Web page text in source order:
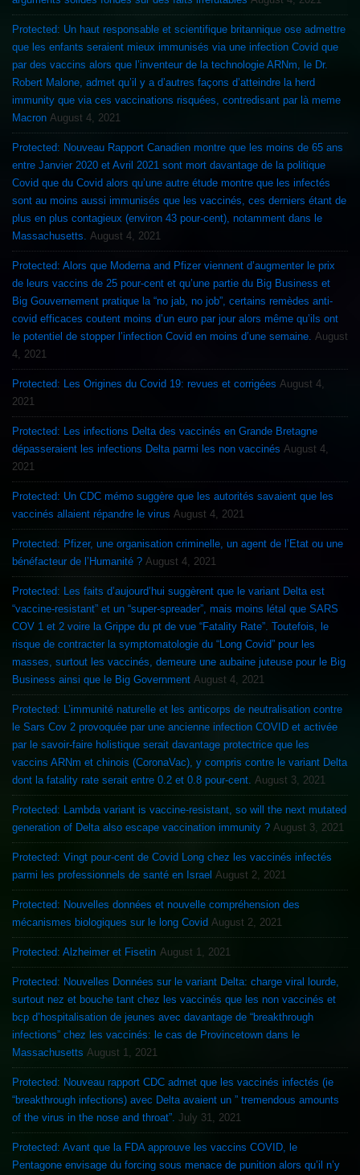
Protected: Un haut responsable et scientifique britannique ose admettre
que les enfants seraient mieux immunisés via une infection Covid que
par des vaccins alors que l’inventeur de la technologie ARNm, le Dr.
Robert Malone, admet qu’il y a d’autres façons d’atteindre la herd
immunity que via ces vaccinations risquées, contredisant par là meme
Macron August 4, 2021
Protected: Nouveau Rapport Canadien montre que les moins de 65 ans
entre Janvier 2020 et Avril 2021 sont mort davantage de la politique
Covid que du Covid alors qu’une autre étude montre que les infectés
sont au moins aussi immunisés que les vaccinés, ces derniers étant de
plus en plus contagieux (environ 43 pour-cent), notamment dans le
Massachusetts.
August 4, 2021
Protected: Alors que Moderna and Pfizer viennent d’augmenter le prix
de leurs vaccins de 25 pour-cent et qu’une partie du Big Business et
Big Gouvernement pratique la “no jab, no job”, certains remèdes anti-
covid efficaces coutent moins d’un euro par jour alors même qu’ils ont
le potentiel de stopper l’infection Covid en moins d’une semaine. August
4, 2021
Protected: Les Origines du Covid 19: revues et corrigées August 4,
2021
Protected: Les infections Delta des vaccinés en Grande Bretagne
dépasseraient les infections Delta parmi les non vaccinés August 4,
2021
Protected: Un CDC mémo suggère que les autorités savaient que les
vaccinés allaient répandre le virus August 4, 2021
Protected: Pfizer, une organisation criminelle, un agent de l’Etat ou une
bénéfacteur de l’Humanité ? August 4, 2021
Protected: Les faits d’aujourd’hui suggèrent que le variant Delta est
“vaccine-resistant” et un “super-spreader”, mais moins létal que SARS
COV 1 et 2 voire la Grippe du pt de vue “Fatality Rate”. Toutefois, le
risque de contracter la symptomatologie du “Long Covid” pour les
masses, surtout les vaccinés, demeure une aubaine juteuse pour le Big
Business ainsi que le Big Government August 4, 2021
Protected: L’immunité naturelle et les anticorps de neutralisation contre
le Sars Cov 2 provoquée par une ancienne infection COVID et activée
par le savoir-faire holistique serait davantage protectrice que les
vaccins ARNm et chinois (CoronaVac), y compris contre le variant Delta
dont la fatality rate serait entre 0.2 et 0.8 pour-cent. August 3, 2021
Protected: Lambda variant is vaccine-resistant, so will the next mutated
generation of Delta also escape vaccination immunity ? August 3, 2021
Protected: Vingt pour-cent de Covid Long chez les vaccinés infectés
parmi les professionnels de santé en Israel August 2, 2021
Protected: Nouvelles données et nouvelle compréhension des
mécanismes biologiques sur le long Covid August 2, 2021
Protected: Alzheimer et Fisetin August 1, 2021
Protected: Nouvelles Données sur le variant Delta: charge viral lourde,
surtout nez et bouche tant chez les vaccinés que les non vaccinés et
bcp d’hospitalisation de jeunes avec davantage de “breakthrough
infections” chez les vaccinés: le cas de Provincetown dans le
Massachusetts August 1, 2021
Protected: Nouveau rapport CDC admet que les vaccinés infectés (ie
“breakthrough infections) avec Delta avaient un ” tremendous amounts
of the virus in the nose and throat”. July 31, 2021
Protected: Avant que la FDA approuve les vaccins COVID, le
Pentagone envisage du forcing sous menace de punition alors qu’il n’y